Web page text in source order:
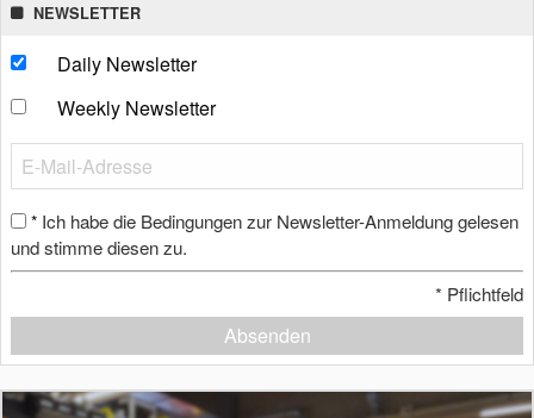
NEWSLETTER
Daily Newsletter
Weekly Newsletter
* Ich habe die Bedingungen zur Newsletter-Anmeldung gelesen
und stimme diesen zu.
* Pflichtfeld
Absenden